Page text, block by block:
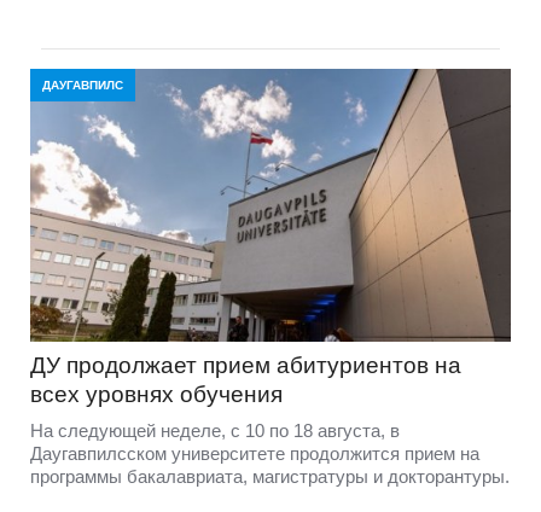
ДАУГАВПИЛС
ДУ продолжает прием абитуриентов на
всех уровнях обучения
На следующей неделе, с 10 по 18 августа, в
Даугавпилсском университете продолжится прием на
программы бакалавриата, магистратуры и докторантуры.